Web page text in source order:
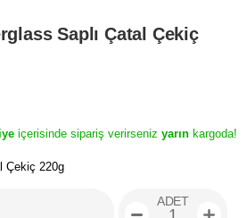
Saplı Çatal Çekiç
içerisinde sipariş verirseniz yarın kargoda!
Çekiç 220g
ADET